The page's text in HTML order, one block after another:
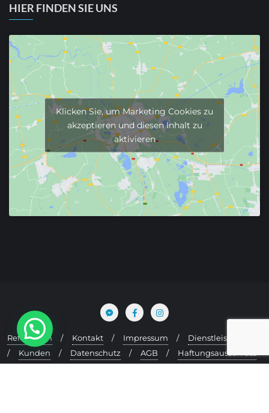
HIER FINDEN SIE UNS
Klicken Sie, um Marketing Cookies zu
akzeptieren und diesen Inhalt zu
aktivieren
Referenzen Kontakt Impressum
Dienstleistungen
Kunden
Datenschutz AGB
Haftungsausschluss